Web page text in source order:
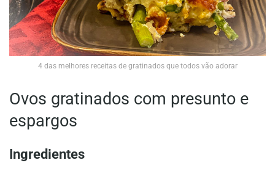
4 das melhores receitas de gratinados que todos vão adorar
Ovos gratinados com presunto e
espargos
Ingredientes